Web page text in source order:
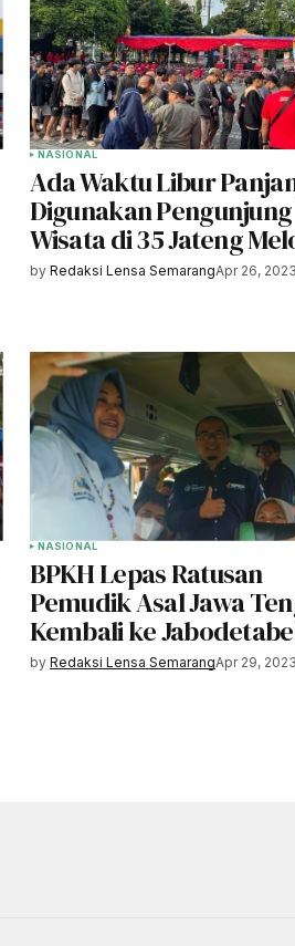
NASIONAL
Ada Waktu Libur
Digunakan Pengunjung
Wisata di 35 Jateng
by Redaksi Lensa SemarangApr 26, 2023
NASIONAL
BPKH Lepas Ratusan
Pemudik Asal Jawa
Kembali ke
by Redaksi Lensa SemarangApr 29, 2023